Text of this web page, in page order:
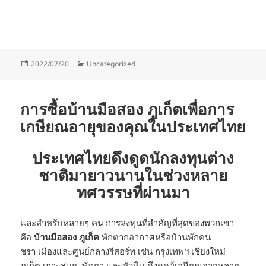
Posted
2022/07/20 Categories
Uncategorized
การซื้อบ้านมือสอง ภูเก็ตเพื่อการ
เกษียณอายุของคุณในประเทศไทย
ประเทศไทยดึงดูดนักลงทุนต่าง
ชาติมายาวนานในช่วงหลาย
ทศวรรษที่ผ่านมา
และสำหรับหลายๆ คน การลงทุนที่สำคัญที่สุดของพวกเขา
คือบ้านมือสอง ภูเก็ต พักตากอากาศหรือบ้านพักคน
ชรา เมืองและศูนย์กลางรีสอร์ท เช่น กรุงเทพฯ เชียงใหม่